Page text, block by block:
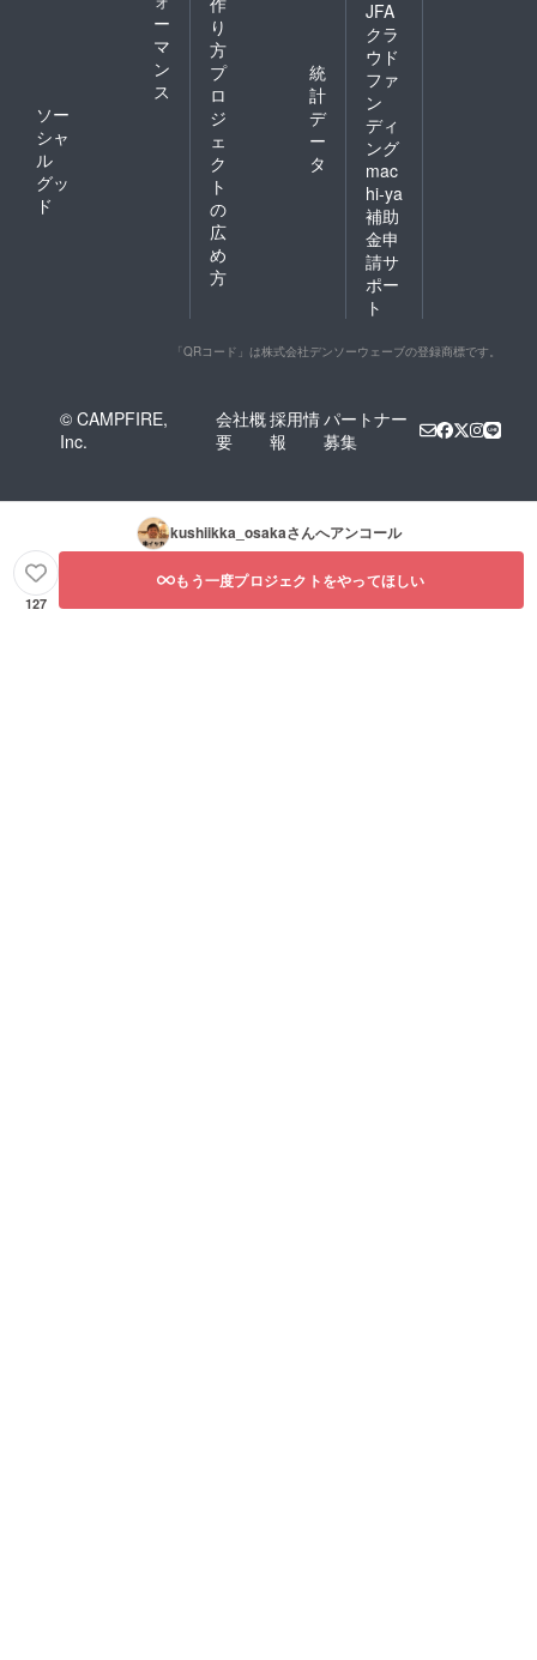
ー
マ
ン
ス
ソー
シャ
ル
グッ
ド
り
方
プ
ロ
ジ
ェ
ク
ト
の
広
め
方
統
計
デ
ー
タ
JFA
クラ
ウド
ファ
ン
ディ
ング
mac
hi-ya
補助
金申
請サ
ポー
ト
「QRコード」は株式会社デンソーウェーブの登録商標です。
© CAMPFIRE,
Inc.
会社概
要
採用情
報
パートナー
募集
kushiikka_osakaさんへアンコール
127
もう一度プロジェクトをやってほしい